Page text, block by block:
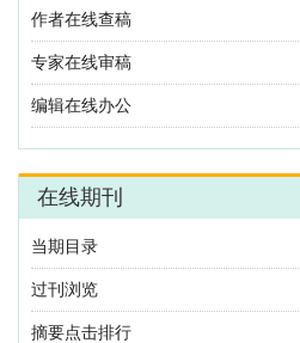
作者在线查稿
专家在线审稿
编辑在线办公
在线期刊
当期目录
过刊浏览
摘要点击排行